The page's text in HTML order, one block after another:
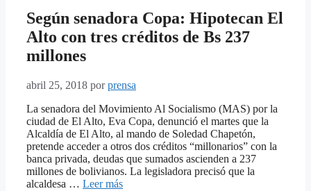
Según senadora Copa: Hipotecan El
Alto con tres créditos de Bs 237
millones
abril 25, 2018 porprensa
La senadora del Movimiento Al Socialismo (MAS) por la
ciudad de El Alto, Eva Copa, denunció el martes que la
Alcaldía de El Alto, al mando de Soledad Chapetón,
pretende acceder a otros dos créditos “millonarios” con la
banca privada, deudas que sumados ascienden a 237
millones de bolivianos. La legisladora precisó que la
alcaldesa … Leer más